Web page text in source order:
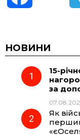
c
e
o
НОВИНИ
15-
за
Як